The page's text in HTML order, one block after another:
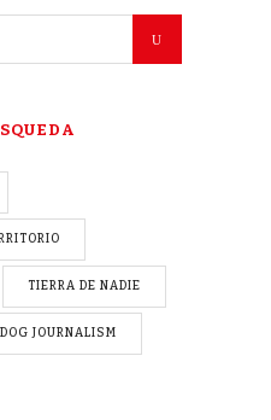
TIERRA DE NADIE
JOURNALISM